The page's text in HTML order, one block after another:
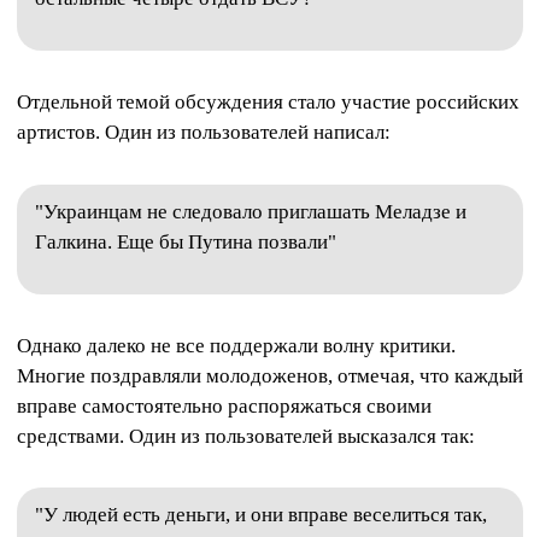
Отдельной темой обсуждения стало участие российских
артистов. Один из пользователей написал:
"Украинцам не следовало приглашать Меладзе и
Галкина. Еще бы Путина позвали"
Однако далеко не все поддержали волну критики.
Многие поздравляли молодоженов, отмечая, что каждый
вправе самостоятельно распоряжаться своими
средствами. Один из пользователей высказался так:
"У людей есть деньги, и они вправе веселиться так,